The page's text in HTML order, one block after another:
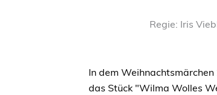
Regie: Iris
In dem
das Stück "Wilma Wolles